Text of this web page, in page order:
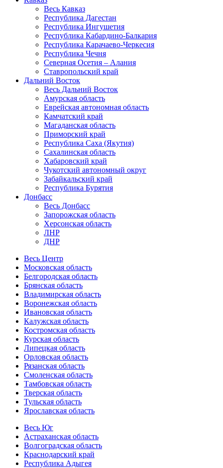
Весь Кавказ
Республика Дагестан
Республика Ингушетия
Республика Кабардино-Балкария
Республика Карачаево-Черкесия
Республика Чечня
Северная Осетия – Алания
Ставропольский край
Дальний Восток
Весь Дальний Восток
Амурская область
Еврейская автономная область
Камчатский край
Магаданская область
Приморский край
Республика Саха (Якутия)
Сахалинская область
Хабаровский край
Чукотский автономный округ
Забайкальский край
Республика Бурятия
Донбасс
Весь Донбасс
Запорожская область
Херсонская область
ЛНР
ДНР
Весь Центр
Московская область
Белгородская область
Брянская область
Владимирская область
Воронежская область
Ивановская область
Калужская область
Костромская область
Курская область
Липецкая область
Орловская область
Рязанская область
Смоленская область
Тамбовская область
Тверская область
Тульская область
Ярославская область
Весь Юг
Астраханская область
Волгоградская область
Краснодарский край
Республика Адыгея